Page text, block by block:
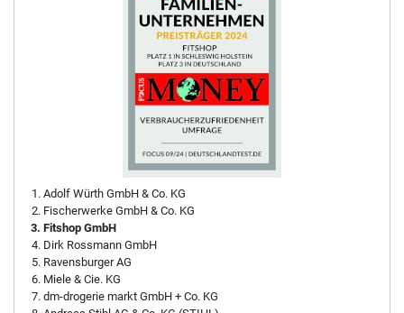
Adolf Würth GmbH & Co. KG
Fischerwerke GmbH & Co. KG
Fitshop GmbH
Dirk Rossmann GmbH
Ravensburger AG
Miele & Cie. KG
dm-drogerie markt GmbH + Co. KG